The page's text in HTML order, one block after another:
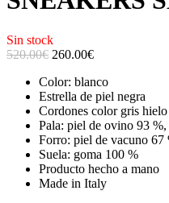
Sin stock
520.00€ 260.00€
Color: blanco
Estrella de piel negra
Cordones color gris hielo
Pala: piel de ovino 93
Forro: piel de vacuno 67
Suela: goma 100 %
Producto hecho a mano
Made in Italy